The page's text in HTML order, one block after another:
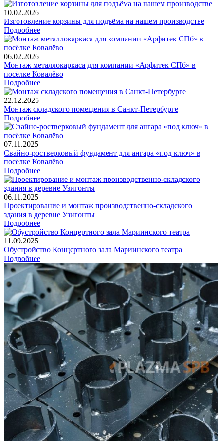
10.02.2026
Изготовление корзины для подъёма на нашем производстве
Подробнее
06.02.2026
Монтаж металлокаркаса для компании «Арфитек СПб» в
посёлке Ковалёво
Подробнее
22.12.2025
Монтаж складского помещения в Санкт-Петербурге
Подробнее
07.11.2025
Свайно-ростверковый фундамент для ангара «под ключ» в
посёлке Ковалёво
Подробнее
06.11.2025
Проектирование и монтаж производственно-складского
здания в деревне Узигонты
Подробнее
11.09.2025
Обустройство Концертного зала Мариинского театра
Подробнее